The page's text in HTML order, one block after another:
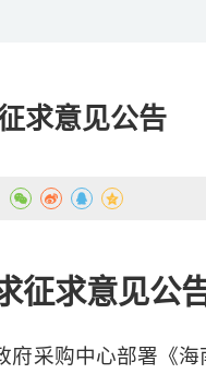
求意见公告
征求意见公
采购中心部署《海